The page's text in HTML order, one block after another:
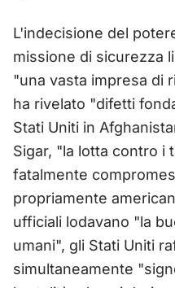
L'indecisione del
missione di sicurezza
"una vasta impresa di
ha rivelato "difetti
Stati Uniti in
Sigar, "la lotta contro i
fatalmente
propriamente
ufficiali lodavano "la
umani", gli Stati Uniti
simultaneamente